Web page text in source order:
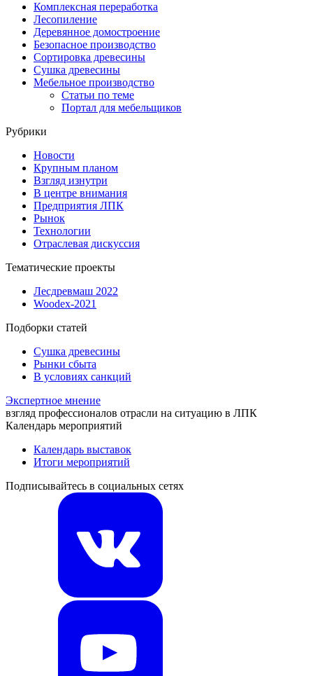
Комплексная переработка
Лесопиление
Деревянное домостроение
Безопасное производство
Сортировка древесины
Сушка древесины
Мебельное производство
Статьи по теме
Портал для мебельщиков
Рубрики
Новости
Крупным планом
Взгляд изнутри
В центре внимания
Предприятия ЛПК
Рынок
Технологии
Отраслевая дискуссия
Тематические проекты
Лесдревмаш 2022
Woodex-2021
Подборки статей
Сушка древесины
Рынки сбыта
В условиях санкций
Экспертное мнение
взгляд профессионалов отрасли на ситуацию в ЛПК
Календарь мероприятий
Календарь выставок
Итоги мероприятий
Подписывайтесь в социальных сетях